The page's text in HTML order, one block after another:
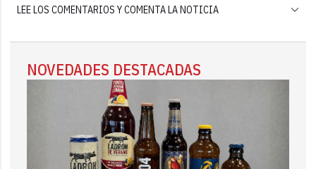
LEE LOS COMENTARIOS Y COMENTA LA NOTICIA
NOVEDADES DESTACADAS